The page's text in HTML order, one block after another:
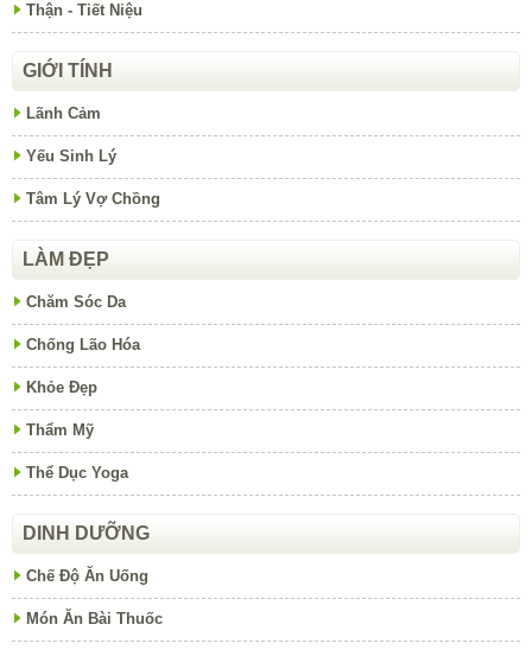
Thận - Tiết Niệu
GIỚI TÍNH
Lãnh Cảm
Yếu Sinh Lý
Tâm Lý Vợ Chồng
LÀM ĐẸP
Chăm Sóc Da
Chống Lão Hóa
Khỏe Đẹp
Thẩm Mỹ
Thể Dục Yoga
DINH DƯỠNG
Chế Độ Ăn Uống
Món Ăn Bài Thuốc